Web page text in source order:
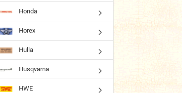
Honda
Horex
Hulla
Husqvarna
HWE